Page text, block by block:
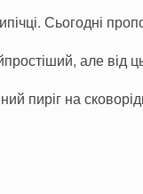
Сьогодні
але від
пиріг на